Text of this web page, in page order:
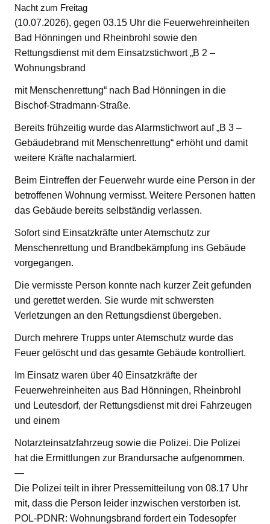
Nacht zum Freitag
(10.07.2026), gegen 03.15 Uhr die Feuerwehreinheiten
Bad Hönningen und Rheinbrohl sowie den
Rettungsdienst mit dem Einsatzstichwort „B 2 –
Wohnungsbrand
mit Menschenrettung“ nach Bad Hönningen in die
Bischof-Stradmann-Straße.
Bereits frühzeitig wurde das Alarmstichwort auf „B 3 –
Gebäudebrand mit Menschenrettung“ erhöht und damit
weitere Kräfte nachalarmiert.
Beim Eintreffen der Feuerwehr wurde eine Person in der
betroffenen Wohnung vermisst. Weitere Personen hatten
das Gebäude bereits selbständig verlassen.
Sofort sind Einsatzkräfte unter Atemschutz zur
Menschenrettung und Brandbekämpfung ins Gebäude
vorgegangen.
Die vermisste Person konnte nach kurzer Zeit gefunden
und gerettet werden. Sie wurde mit schwersten
Verletzungen an den Rettungsdienst übergeben.
Durch mehrere Trupps unter Atemschutz wurde das
Feuer gelöscht und das gesamte Gebäude kontrolliert.
Im Einsatz waren über 40 Einsatzkräfte der
Feuerwehreinheiten aus Bad Hönningen, Rheinbrohl
und Leutesdorf, der Rettungsdienst mit drei Fahrzeugen
und einem
Notarzteinsatzfahrzeug sowie die Polizei. Die Polizei
hat die Ermittlungen zur Brandursache aufgenommen.
—
Die Polizei teilt in ihrer Pressemitteilung von 08.17 Uhr
mit, dass die Person leider inzwischen verstorben ist.
POL-PDNR: Wohnungsbrand fordert ein Todesopfer